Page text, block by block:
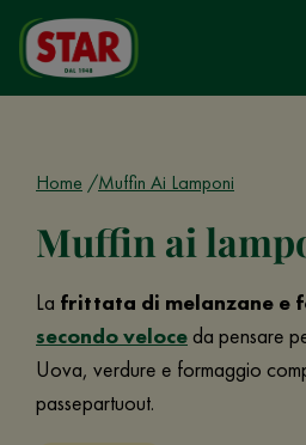
Home Muffin Ai Lamponi
Muffin ai
La frittata di melanzane e
secondo veloceda pensare
Uova, verdure e formaggio
passepartuout.